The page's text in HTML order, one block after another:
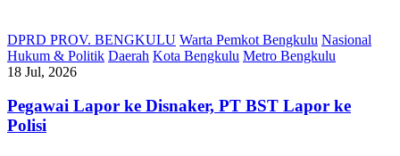
DPRD PROV. BENGKULU Warta Pemkot Bengkulu Nasional
Hukum & Politik Daerah Kota Bengkulu Metro Bengkulu
18 Jul, 2026
Pegawai Lapor ke Disnaker, PT BST Lapor ke
Polisi